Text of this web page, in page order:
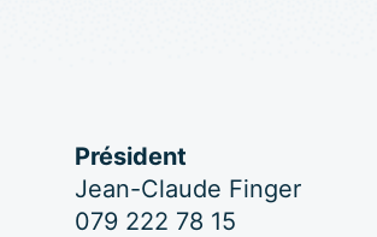
Président
Jean-Claude Finger
079 222 78 15